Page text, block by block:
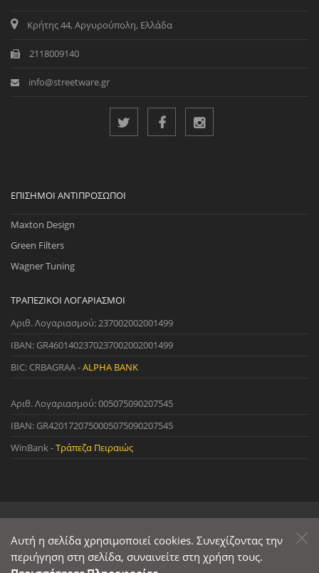
Κρήτης 44, Αργυρούπολη, Ελλάδα
2118009140
info@streetware.gr
ΕΠΊΣΗΜΟΙ ΑΝΤΙΠΡΌΣΩΠΟΙ
Maxton Design
Green Filters
Wagner Tuning
ΤΡΑΠΕΖΙΚΟΊ ΛΟΓΑΡΙΑΣΜΟΊ
Αριθ. Λογαριασμού: 237002002001499
IBAN: GR4601402370237002002001499
BIC: CRBAGRAA -ALPHA BANK
Αριθ. Λογαριασμού: 005075090207545
IBAN: GR4201720750005075090207545
WinBank -Τράπεζα Πειραιώς
© 2022 StreetWare. All Rights Reserved. | Designed and Developedby
Primesoft&CodeCave
Αυτή η σελίδα χρησιμοποιεί cookies. Συνεχίζοντας την
περιήγηση στη σελίδα, συναινείτε στη χρήση τους.